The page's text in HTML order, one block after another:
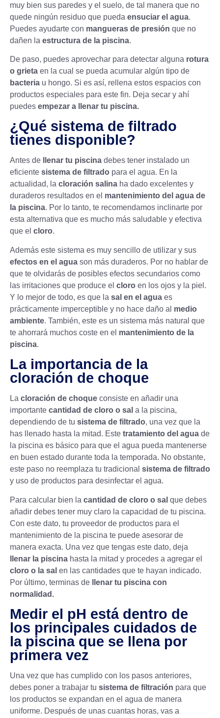
muy bien sus paredes y el suelo, de tal manera que no
quede ningún residuo que pueda ensuciar el agua.
Puedes ayudarte con mangueras de presión que no
dañen la estructura de la piscina.
De paso, puedes aprovechar para detectar alguna rotura
o grieta en la cual se pueda acumular algún tipo de
bacteria u hongo. Si es así, rellena estos espacios con
productos especiales para este fin. Deja secar y ahí
puedes empezar a llenar tu piscina.
¿Qué sistema de filtrado
tienes disponible?
Antes de llenar tu piscina debes tener instalado un
eficiente sistema de filtrado para el agua. En la
actualidad, la cloración salina ha dado excelentes y
duraderos resultados en el mantenimiento del agua de
la piscina. Por lo tanto, te recomendamos inclinarte por
esta alternativa que es mucho más saludable y efectiva
que el cloro.
Además este sistema es muy sencillo de utilizar y sus
efectos en el agua son más duraderos. Por no hablar de
que te olvidarás de posibles efectos secundarios como
las irritaciones que produce el cloro en los ojos y la piel.
Y lo mejor de todo, es que la sal en el agua es
prácticamente imperceptible y no hace daño al medio
ambiente. También, este es un sistema más natural que
te ahorrará muchos coste en el mantenimiento de la
piscina.
La importancia de la
cloración de choque
La cloración de choque consiste en añadir una
importante cantidad de cloro o sal a la piscina,
dependiendo de tu sistema de filtrado, una vez que la
has llenado hasta la mitad. Este tratamiento del agua de
la piscina es básico para que el agua pueda mantenerse
en buen estado durante toda la temporada. No obstante,
este paso no reemplaza tu tradicional sistema de filtrado
y uso de productos para desinfectar el agua.
Para calcular bien la cantidad de cloro o sal que debes
añadir debes tener muy claro la capacidad de tu piscina.
Con este dato, tu proveedor de productos para el
mantenimiento de la piscina te puede asesorar de
manera exacta. Una vez que tengas este dato, deja
llenar la piscina hasta la mitad y procedes a agregar el
cloro o la sal en las cantidades que te hayan indicado.
Por último, terminas de
llenar tu piscina con
normalidad.
Medir el pH está dentro de
los principales cuidados de
la piscina que se llena por
primera vez
Una vez que has cumplido con los pasos anteriores,
debes poner a trabajar tu sistema de filtración para que
los productos se expandan en el agua de manera
uniforme. Después de unas cuantas horas, vas a